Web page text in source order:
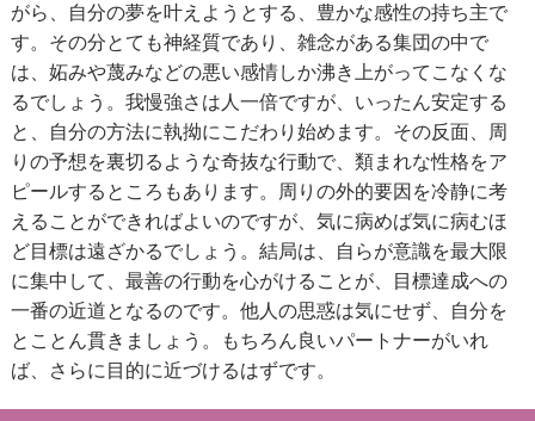
がら、自分の夢を叶えようとする、豊かな感性の持ち主で
す。その分とても神経質であり、雑念がある集団の中で
は、妬みや蔑みなどの悪い感情しか沸き上がってこなくな
るでしょう。我慢強さは人一倍ですが、いったん安定する
と、自分の方法に執拗にこだわり始めます。その反面、周
りの予想を裏切るような奇抜な行動で、類まれな性格をア
ピールするところもあります。周りの外的要因を冷静に考
えることができればよいのですが、気に病めば気に病むほ
ど目標は遠ざかるでしょう。結局は、自らが意識を最大限
に集中して、最善の行動を心がけることが、目標達成への
一番の近道となるのです。他人の思惑は気にせず、自分を
とことん貫きましょう。もちろん良いパートナーがいれ
ば、さらに目的に近づけるはずです。